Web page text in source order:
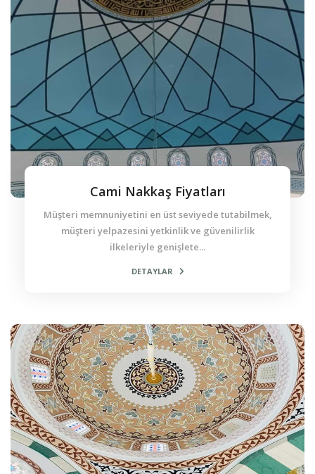
Cami Nakkaş Fiyatları
Müşteri memnuniyetini en üst seviyede tutabilmek,
müşteri yelpazesini yetkinlik ve güvenilirlik
ilkeleriyle genişlete...
DETAYLAR